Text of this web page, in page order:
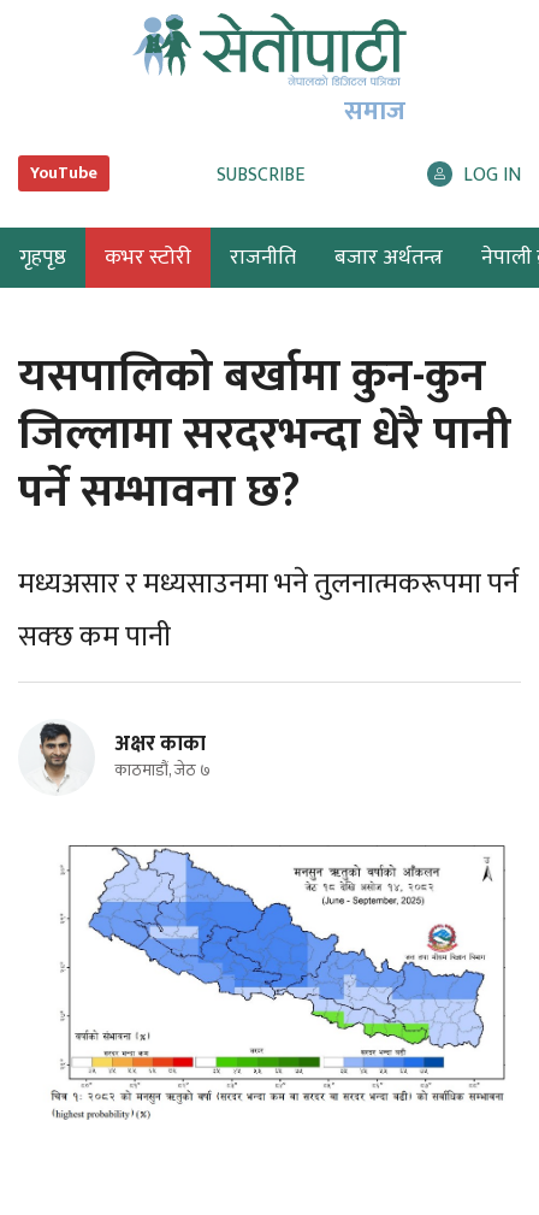
समाज
YouTube SUBSCRIBE LOG IN
गृहपृष्ठ कभर स्टोरी राजनीति बजार अर्थतन्त्र नेपाली
यसपालिको बर्खामा कुन-कुन
जिल्लामा सरदरभन्दा धेरै पानी
पर्ने सम्भावना छ?
मध्यअसार र मध्यसाउनमा भने तुलनात्मकरूपमा पर्न
सक्छ कम पानी
अक्षर काका
काठमाडौं, जेठ ७